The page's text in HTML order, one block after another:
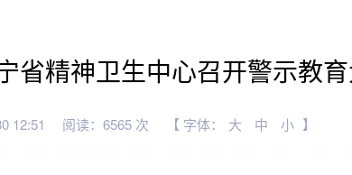
省精神卫生中心召开警示教
12:51 阅读：6565 次 【 字体： 大 中 小 】